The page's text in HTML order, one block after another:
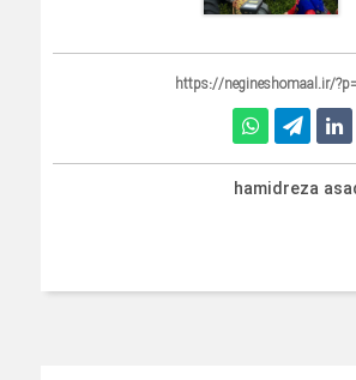
https://negineshomaal.ir/
hamidreza